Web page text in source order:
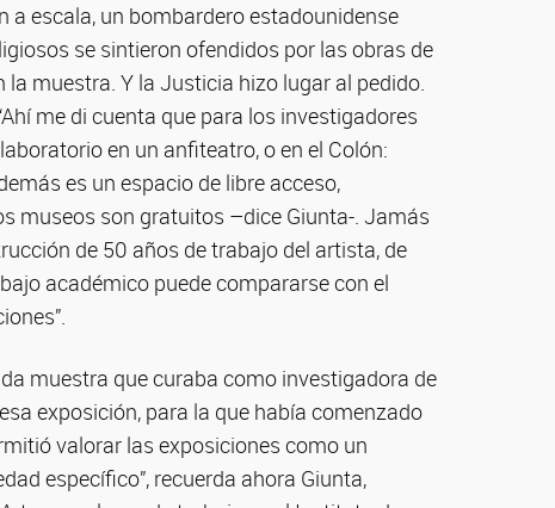
escala, un bombardero estadounidense
se sintieron ofendidos por las obras de
muestra. Y la Justicia hizo lugar al pedido.
me di cuenta que para los investigadores
en un anfiteatro, o en el Colón:
es un espacio de libre acceso,
museos son gratuitos –dice Giunta-. Jamás
de 50 años de trabajo del artista, de
académico puede compararse con el
muestra que curaba como investigadora de
exposición, para la que había comenzado
valorar las exposiciones como un
específico”, recuerda ahora Giunta,